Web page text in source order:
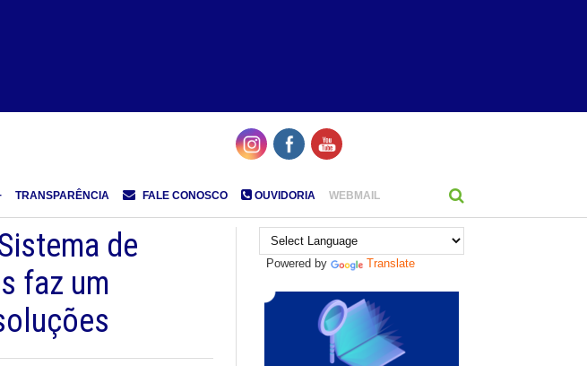
TRANSPARÊNCIA FALE CONOSCO OUVIDORIA WEBMAIL
de
faz um
Powered by Translate